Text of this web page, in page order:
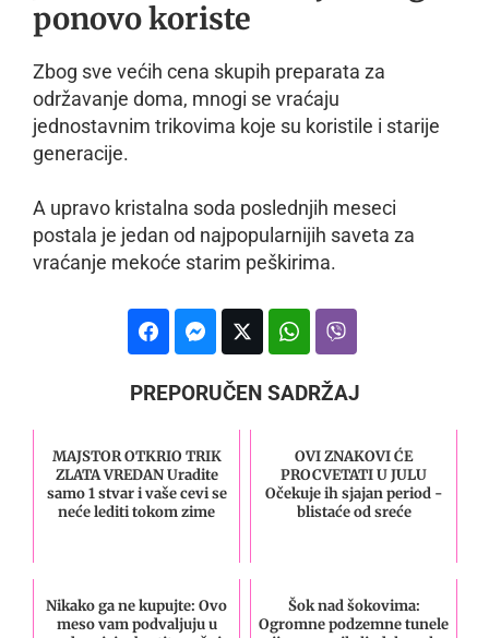
ponovo koriste
Zbog sve većih cena skupih preparata za
održavanje doma, mnogi se vraćaju
jednostavnim trikovima koje su koristile i starije
generacije.
A upravo kristalna soda poslednjih meseci
postala je jedan od najpopularnijih saveta za
vraćanje mekoće starim peškirima.
PREPORUČEN SADRŽAJ
MAJSTOR OTKRIO TRIK
ZLATA VREDAN Uradite
samo 1 stvar i vaše cevi se
neće lediti tokom zime
OVI ZNAKOVI ĆE
PROCVETATI U JULU
Očekuje ih sjajan period -
blistaće od sreće
Nikako ga ne kupujte: Ovo
meso vam podvaljuju u
Šok nad šokovima:
Ogromne podzemne tunele